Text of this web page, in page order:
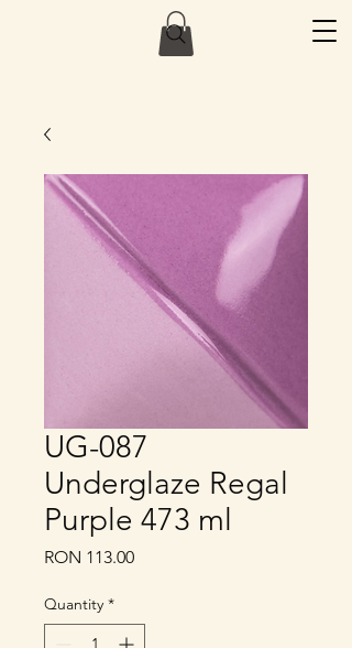
UG-087
Underglaze Regal
Purple 473 ml
RON 113.00Price
Quantity *